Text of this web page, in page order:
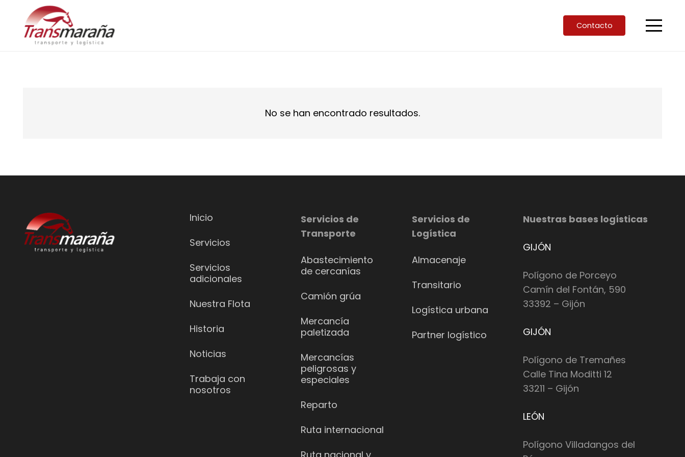
Contacto
No se han encontrado resultados.
Inicio
Servicios
Servicios
adicionales
Nuestra Flota
Historia
Noticias
Trabaja con
nosotros
Servicios de
Transporte
Abastecimiento
de cercanías
Camión grúa
Mercancía
paletizada
Mercancías
peligrosas y
especiales
Reparto
Ruta internacional
Servicios de
Logística
Almacenaje
Transitario
Logística urbana
Partner logístico
Nuestras bases logísticas
GIJÓN
Polígono de Porceyo
Camín del Fontán, 590
33392 – Gijón
GIJÓN
Polígono de Tremañes
Calle Tina Moditti 12
33211 – Gijón
LEÓN
Polígono Villadangos del